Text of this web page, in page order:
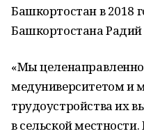
Башкортостан в 2018
Башкортостана Радий
«Мы
медуниверситетом и
трудоустройства их
в сельской